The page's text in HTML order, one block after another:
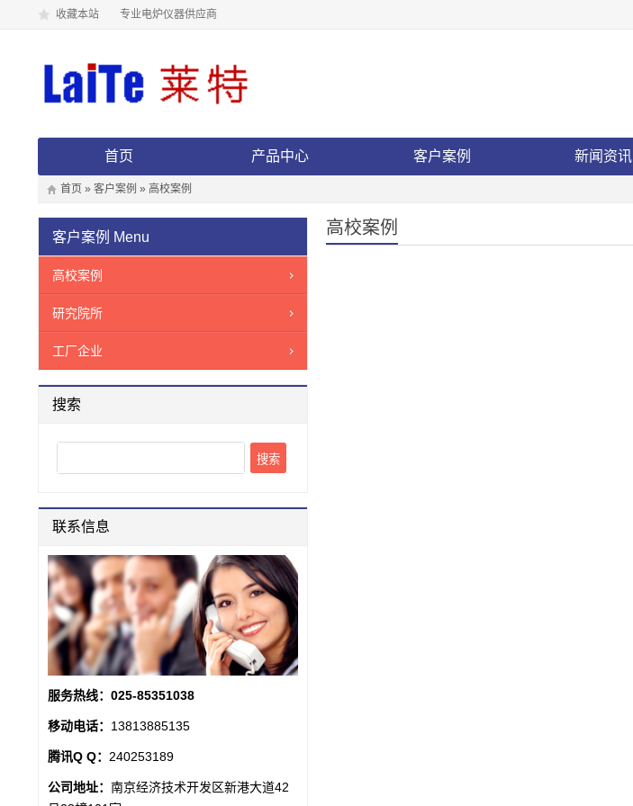
收藏本站 专业电炉仪器供应商
首页 产品中心 客户案例 新闻资讯
首页 » 客户案例 » 高校案例
客户案例 Menu
高校案例
研究院所
工厂企业
搜索
联系信息
服务热线：025-85351038
移动电话： 13813885135
腾讯Q Q： 240253189
公司地址： 南京经济技术开发区新港大道42
高校案例